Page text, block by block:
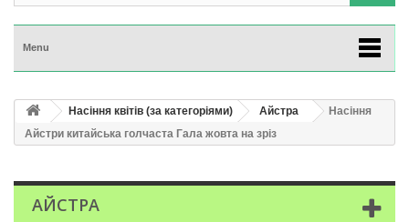
Menu
Насіння квітів (за категоріями) Айстра
Насіння
Айстри китайська голчаста Гала жовта на зріз
АЙСТРА